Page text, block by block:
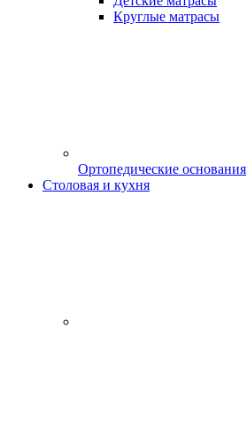
Круглые матрасы
Ортопедические основания
Столовая и кухня